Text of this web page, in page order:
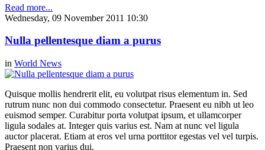
Read more...
Wednesday, 09 November 2011 10:30
Nulla pellentesque diam a purus
in World News
Quisque mollis hendrerit elit, eu volutpat risus elementum in. Sed
rutrum nunc non dui commodo consectetur. Praesent eu nibh ut leo
euismod semper. Curabitur porta volutpat ipsum, et ullamcorper
ligula sodales at. Integer quis varius est. Nam at nunc vel ligula
auctor placerat. Etiam at eros vel urna porttitor egestas vel vel turpis.
Praesent non varius dui.